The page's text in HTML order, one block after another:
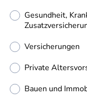
Gesundheit,
Versicherungen
Private
Bauen und